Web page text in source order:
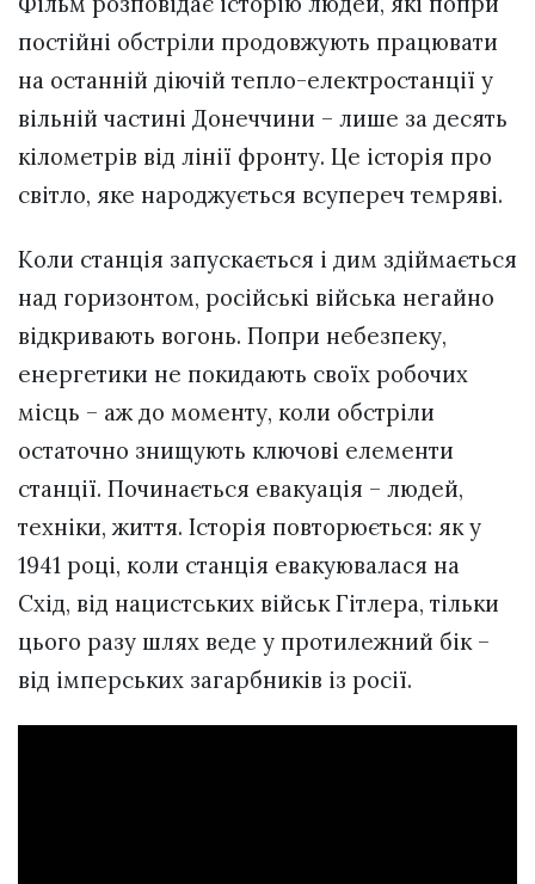
постійні обстріли продовжують працювати
на останній діючій тепло-електростанції у
вільній частині Донеччини – лише за десять
кілометрів від лінії фронту. Це історія про
світло, яке народжується всупереч темряві.
Коли станція запускається і дим здіймається
над горизонтом, російські війська негайно
відкривають вогонь. Попри небезпеку,
енергетики не покидають своїх робочих
місць – аж до моменту, коли обстріли
остаточно знищують ключові елементи
станції. Починається евакуація – людей,
техніки, життя. Історія повторюється: як у
1941 році, коли станція евакуювалася на
Схід, від нацистських військ Гітлера, тільки
цього разу шлях веде у протилежний бік –
від імперських загарбників із росії.